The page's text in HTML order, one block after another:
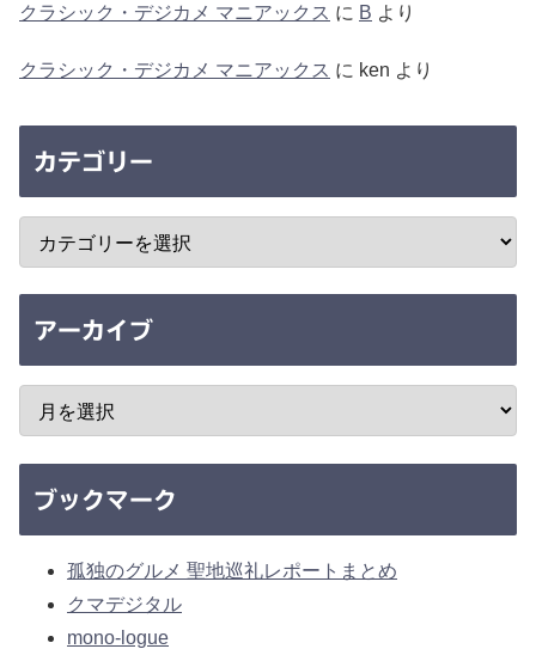
クラシック・デジカメ マニアックス に B より
クラシック・デジカメ マニアックス に ken より
カテゴリー
アーカイブ
ブックマーク
孤独のグルメ 聖地巡礼レポートまとめ
クマデジタル
mono-logue